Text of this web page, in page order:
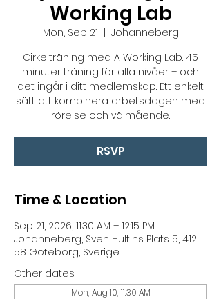
Working Lab
Mon, Sep 21
Johanneberg
Cirkelträning med A Working Lab. 45
minuter träning för alla nivåer – och
det ingår i ditt medlemskap. Ett enkelt
sätt att kombinera arbetsdagen med
rörelse och välmående.
RSVP
Time & Location
Sep 21, 2026, 11:30 AM – 12:15 PM
Johanneberg, Sven Hultins Plats 5, 412
58 Göteborg, Sverige
Other dates
Mon, Aug 10, 11:30 AM